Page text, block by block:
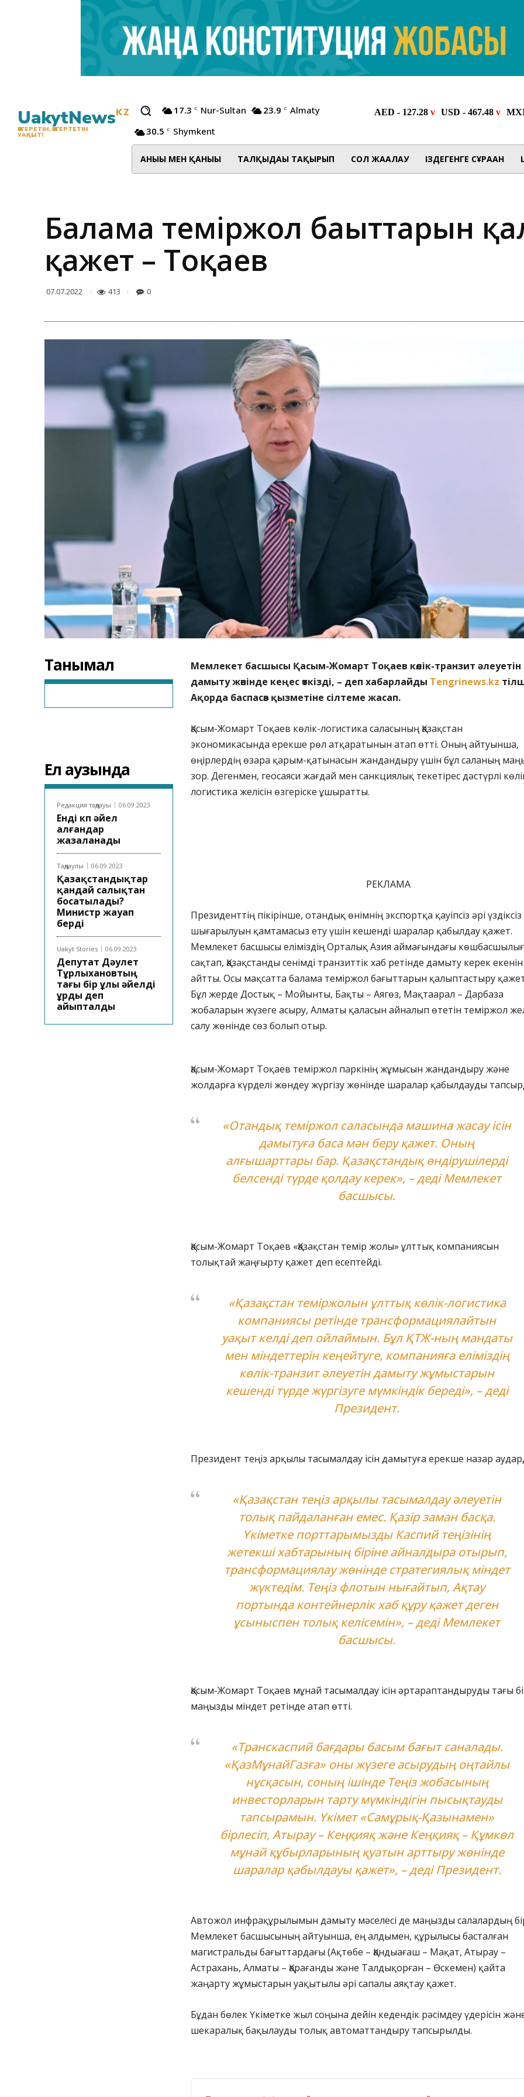
UakytNewsKZ
ӨЗГЕРЕТІН, ӨЗГЕРТЕТІН
УАҚЫТ!
17.3 C Nur-Sultan 23.9 C Almaty
30.5 C Shymkent
АНЫҒЫ МЕН ҚАНЫҒЫ ТАЛҚЫДАҒЫ ТАҚЫРЫП СОЛ ЖАҒАЛАУ ІЗДЕГЕНГЕ СҰРАҒАН
Балама теміржол бағыттарын
қажет – Тоқаев
07.07.2022 413 0
Танымал
Ел аузында
Редакция таңдауы 06.09.2023
Енді көп әйел
алғандар
жазаланады
Таңдаулы 06.09.2023
Қазақстандықтар
қандай салықтан
босатылады?
Министр жауап
берді
Uakyt Stories 06.09.2023
Депутат Дәулет
Тұрлыхановтың
тағы бір ұлы әйелді
ұрды деп
айыпталды
Мемлекет басшысы Қасым-Жомарт Тоқаев көлік-транзит әлеуетін
дамыту жөнінде кеңес өткізді, – деп хабарлайды Tengrinews.kz
Ақорда баспасөз қызметіне сілтеме жасап.
Қасым-Жомарт Тоқаев көлік-логистика саласының Қазақстан
экономикасында ерекше рөл атқаратынын атап өтті. Оның айтуынша,
өңірлердің өзара қарым-қатынасын жандандыру үшін бұл саланың
зор. Дегенмен, геосаяси жағдай мен санкциялық текетірес дәстүрлі
логистика желісін өзгеріске ұшыратты.
РЕКЛАМА
Президенттің пікірінше, отандық өнімнің экспортқа қауіпсіз әрі үздіксіз
шығарылуын қамтамасыз ету үшін кешенді шаралар қабылдау қажет.
Мемлекет басшысы еліміздің Орталық Азия аймағындағы
сақтап, Қазақстанды сенімді транзиттік хаб ретінде дамыту керек екенін
айтты. Осы мақсатта балама теміржол бағыттарын қалыптастыру
Бұл жерде Достық – Мойынты, Бақты – Аягөз, Мақтаарал – Дарбаза
жобаларын жүзеге асыру, Алматы қаласын айналып өтетін теміржол
салу жөнінде сөз болып отыр.
Қасым-Жомарт Тоқаев теміржол паркінің жұмысын жандандыру және
жолдарға күрделі жөндеу жүргізу жөнінде шаралар қабылдауды
«Отандық теміржол саласында машина жасау ісін
дамытуға баса мән беру қажет. Оның
алғышарттары бар. Қазақстандық өндірушілерді
белсенді түрде қолдау керек», – деді Мемлекет
басшысы.
Қасым-Жомарт Тоқаев «Қазақстан темір жолы» ұлттық компаниясын
толықтай жаңғырту қажет деп есептейді.
«Қазақстан теміржолын ұлттық көлік-логистика
компаниясы ретінде трансформациялайтын
уақыт келді деп ойлаймын. Бұл ҚТЖ-ның мандаты
мен міндеттерін кеңейтуге, компанияға еліміздің
көлік-транзит әлеуетін дамыту жұмыстарын
кешенді түрде жүргізуге мүмкіндік береді», – деді
Президент.
Президент теңіз арқылы тасымалдау ісін дамытуға ерекше назар
«Қазақстан теңіз арқылы тасымалдау әлеуетін
толық пайдаланған емес. Қазір заман басқа.
Үкіметке порттарымызды Каспий теңізінің
жетекші хабтарының біріне айналдыра отырып,
трансформациялау жөнінде стратегиялық міндет
жүктедім. Теңіз флотын нығайтып, Ақтау
портында контейнерлік хаб құру қажет деген
ұсыныспен толық келісемін», – деді Мемлекет
басшысы.
Қасым-Жомарт Тоқаев мұнай тасымалдау ісін әртараптандыруды тағы
маңызды міндет ретінде атап өтті.
«Транскаспий бағдары басым бағыт саналады.
«ҚазМұнайГазға» оны жүзеге асырудың оңтайлы
нұсқасын, соның ішінде Теңіз жобасының
инвесторларын тарту мүмкіндігін пысықтауды
тапсырамын. Үкімет «Самұрық-Қазынамен»
бірлесіп, Атырау – Кеңқияқ және Кеңқияқ – Құмкөл
мұнай құбырларының қуатын арттыру жөнінде
шаралар қабылдауы қажет», – деді Президент.
Автожол инфрақұрылымын дамыту мәселесі де маңызды салалардың
Мемлекет басшысының айтуынша, ең алдымен, құрылысы басталған
магистральды бағыттардағы (Ақтөбе – Қандыағаш – Мақат, Атырау –
Астрахань, Алматы – Қарағанды және Талдықорған – Өскемен) қайта
жаңарту жұмыстарын уақытылы әрі сапалы аяқтау қажет.
Бұдан бөлек Үкіметке жыл соңына дейін кедендік рәсімдеу үдерісін
шекаралық бақылауды толық автоматтандыру тапсырылды.